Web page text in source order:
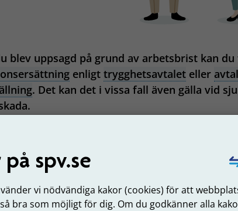
spv.se
vi nödvändiga kakor (cookies) för att
bra som möjligt för dig. Om du godkänner alla
blev uppsagd på grund av arbetsbrist kan du
enligt trygghetsavtalet eller
. Det kan det i vissa fall även gälla vid
pensionsersättning
du blir uppsagd 2024 eller senare
du blev uppsagd 2015-2023 gäller avtalet om